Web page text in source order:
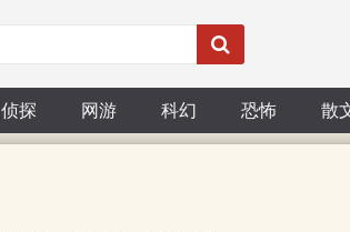
侦探 网游 科幻 恐怖 散